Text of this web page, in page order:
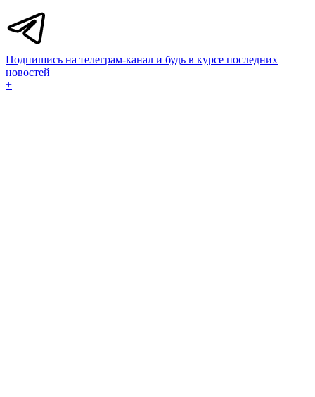
Подпишись на телеграм-канал и будь в курсе последних
новостей
+